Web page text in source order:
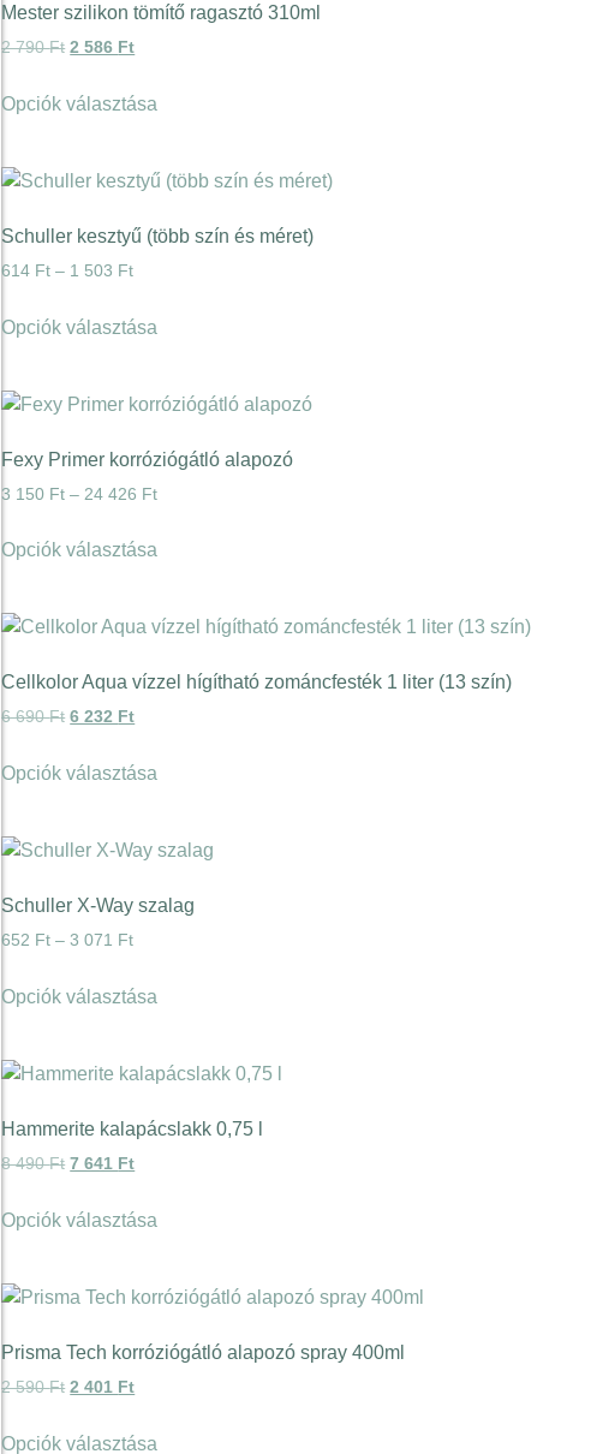
Mester szilikon tömítő ragasztó 310ml
2 790Ft 2 586 Ft
Opciók választása
Schuller kesztyű (több szín és méret)
614 Ft – 1 503 Ft
Opciók választása
Fexy Primer korróziógátló alapozó
3 150 Ft – 24 426 Ft
Opciók választása
Cellkolor Aqua vízzel hígítható zománcfesték 1 liter (13 szín)
6 690Ft 6 232 Ft
Opciók választása
Schuller X-Way szalag
652 Ft – 3 071 Ft
Opciók választása
Hammerite kalapácslakk 0,75 l
8 490Ft 7 641 Ft
Opciók választása
Prisma Tech korróziógátló alapozó spray 400ml
2 590Ft 2 401 Ft
Opciók választása